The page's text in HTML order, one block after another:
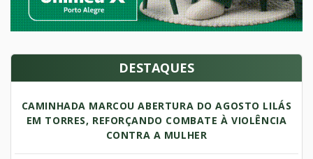
DESTAQUES
CAMINHADA MARCOU ABERTURA DO AGOSTO LILÁS
EM TORRES, REFORÇANDO COMBATE À VIOLÊNCIA
CONTRA A MULHER